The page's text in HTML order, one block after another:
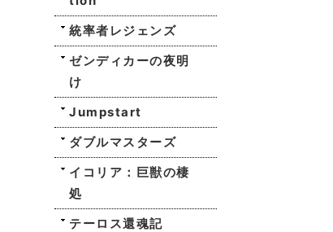
統率者レジェンズ
ゼンディカーの夜明
け
Jumpstart
ダブルマスターズ
イコリア：巨獣の棲
処
テーロス還魂記